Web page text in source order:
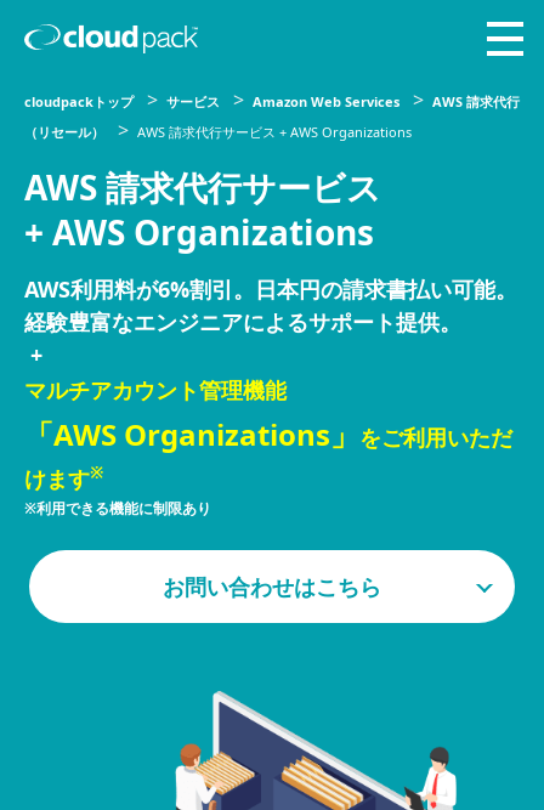
cloudpackトップ サービス Amazon Web Services
AWS 請求代行
（リセール）
AWS 請求代行サービス + AWS Organizations
AWS 請求代行サービス
+ AWS Organizations
AWS利用料が6%割引。日本円の請求書払い可能。
経験豊富なエンジニアによるサポート提供。
+
マルチアカウント管理機能
「AWS Organizations」 をご利用いただ
けます※
※利用できる機能に制限あり
お問い合わせはこちら